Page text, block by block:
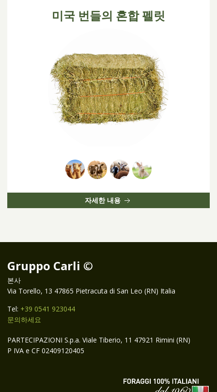
미국 번들의 혼합 펠릿
자세한 내용
Gruppo Carli ©
본사
Via Torello, 13 47865 Pietracuta di San Leo (RN) Italia
Tel: +39 0541 923044
문의하세요
PARTECIPAZIONI S.p.a. Viale Tiberio, 11 47921 Rimini (RN)
P IVA e CF 02409120405